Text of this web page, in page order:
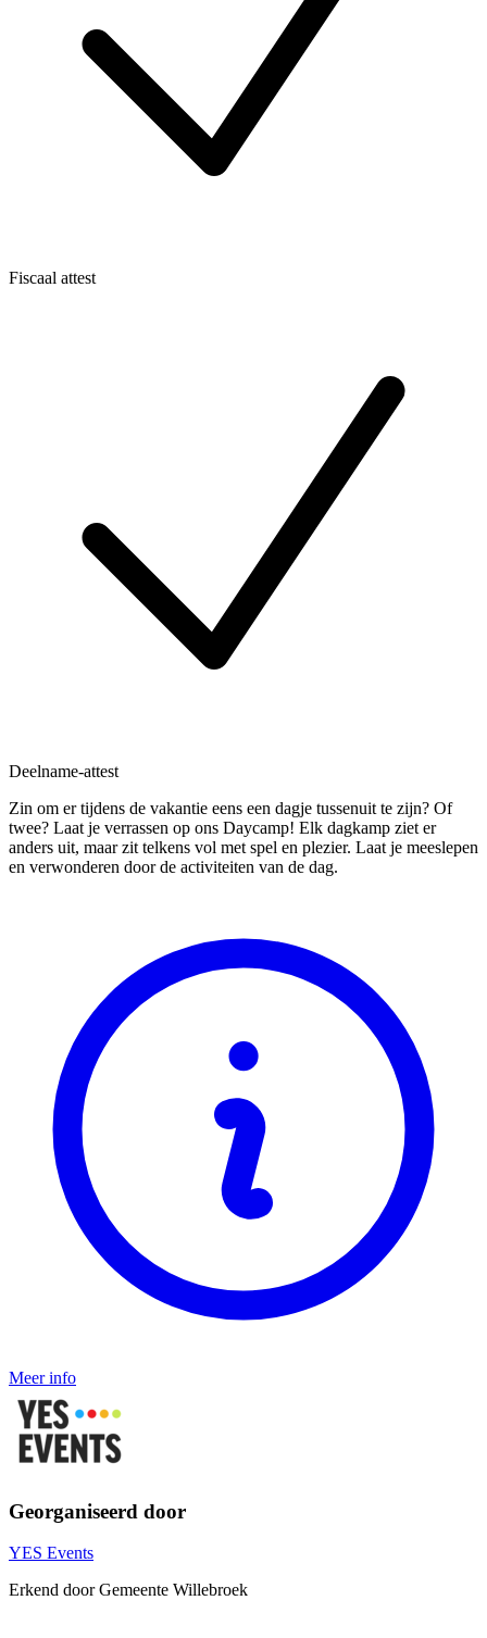
Fiscaal attest
Deelname-attest
Zin om er tijdens de vakantie eens een dagje tussenuit te zijn? Of
twee? Laat je verrassen op ons Daycamp! Elk dagkamp ziet er
anders uit, maar zit telkens vol met spel en plezier. Laat je meeslepen
en verwonderen door de activiteiten van de dag.
Meer info
Georganiseerd door
YES Events
Erkend door Gemeente Willebroek